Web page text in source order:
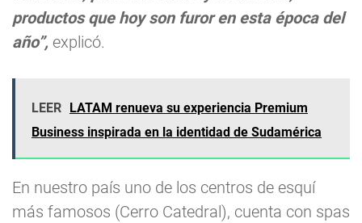
productos que hoy son furor en esta época del
año”, explicó.
LEER
LATAM renueva su experiencia Premium
Business inspirada en la identidad de Sudamérica
En nuestro país uno de los centros de esquí
más famosos (Cerro Catedral), cuenta con spas